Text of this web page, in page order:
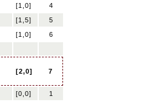
[1,0]
4
[1,5]
5
[1,0] 6
[2,0] 7
[0,0]
1